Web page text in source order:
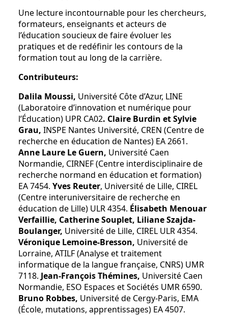
Une lecture incontournable pour les chercheurs,
formateurs, enseignants et acteurs de
l’éducation soucieux de faire évoluer les
pratiques et de redéfinir les contours de la
formation tout au long de la carrière.
Contributeurs:
Dalila Moussi, Université Côte d’Azur, LINE
(Laboratoire d’innovation et numérique pour
l’Éducation) UPR CA02. Claire Burdin et Sylvie
Grau, INSPE Nantes Université, CREN (Centre de
recherche en éducation de Nantes) EA 2661.
Anne Laure Le Guern, Université Caen
Normandie, CIRNEF (Centre interdisciplinaire de
recherche normand en éducation et formation)
EA 7454. Yves Reuter, Université de Lille, CIREL
(Centre interuniversitaire de recherche en
éducation de Lille) ULR 4354. Élisabeth Menouar
Verfaillie, Catherine Souplet, Liliane Szajda-
Boulanger, Université de Lille, CIREL ULR 4354.
Véronique Lemoine-Bresson, Université de
Lorraine, ATILF (Analyse et traitement
informatique de la langue française, CNRS) UMR
7118. Jean-François Thémines, Université Caen
Normandie, ESO Espaces et Sociétés UMR 6590.
Bruno Robbes, Université de Cergy-Paris, EMA
(École, mutations, apprentissages) EA 4507.